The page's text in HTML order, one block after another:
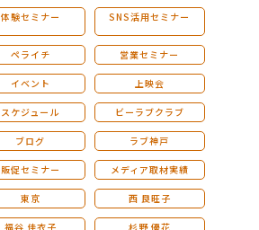
体験セミナー SNS活用セミナー
ペライチ 営業セミナー
イベント 上映会
スケジュール ビーラブクラブ
ブログ ラブ神戸
販促セミナー メディア取材実績
東京 西 良旺子
福谷 佳衣子 杉野 優花